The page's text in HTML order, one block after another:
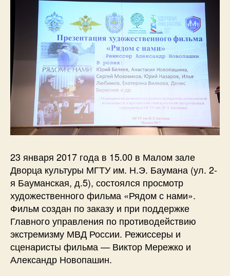
23 января 2017 года в 15.00 в Малом зале
Дворца культуры МГТУ им. Н.Э. Баумана (ул. 2-
я Бауманская, д.5), состоялся просмотр
художественного фильма «Рядом с нами».
Фильм создан по заказу и при поддержке
Главного управления по противодействию
экстремизму МВД России. Режиссеры и
сценаристы фильма — Виктор Мережко и
Александр Новопашин.